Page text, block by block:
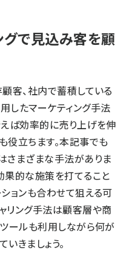
で見込み客を顧
客、社内で蓄積している
したマーケティング手法
えば効率的に売り上げを伸
役立ちます。本記事でも
さまざまな手法がありま
果的な施策を打てること
ョンも合わせて狙える可
リング手法は顧客層や商
ツールも利用しながら何が
きましょう。